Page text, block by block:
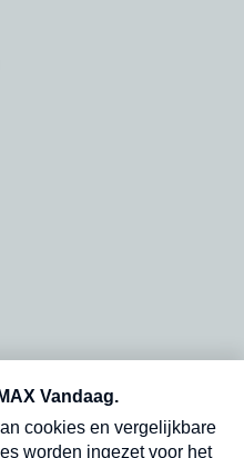
dinsdagochtend in